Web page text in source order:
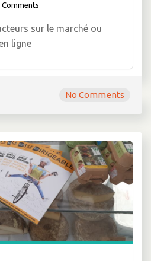
Comments
sur le marché ou
ligne
No Comments